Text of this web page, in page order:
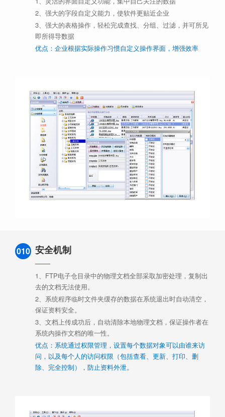
2、强大的字段自定义能力，使软件更贴近企业
3、强大的表格操作，轻松完成查找、分组、过滤，并可所见
即所得导数据
优点：企业根据实际操作习惯自定义操作界面，增强效率
010 安全机制
1、FTP电子仓目录中的物理文档全部采取加密处理，复制出
去的文档无法使用。
2、系统程序临时文件夹缓存的数据在系统退出时自动清空，
保证资料安全。
3、文档上传成功后，自动清除本地物理文档，保证操作者在
系统内操作文档的唯一性。
优点：系统通过权限管理，设置每个数据对象可以由谁来访
问，以及每个人的访问权限（包括查看、更新、打印、删
除、完全控制），防止资料外泄。